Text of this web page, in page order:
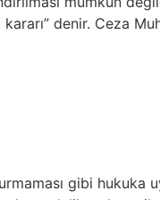
denir. Ceza
gibi